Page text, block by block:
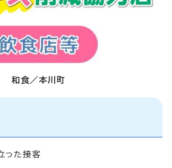
和食／本川町
った接客